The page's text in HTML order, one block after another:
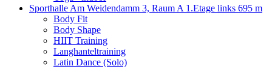
Sporthalle Am Weidendamm 3, Raum A 1.Etage links 695 m
Body Fit
Body Shape
HIIT Training
Langhanteltraining
Latin Dance (Solo)